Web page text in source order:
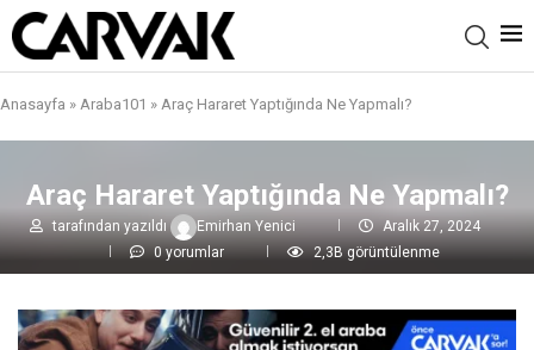
Anasayfa » Araba101 » Araç Hararet Yaptığında Ne Yapmalı?
Araç Hararet Yaptığında Ne Yapmalı?
tarafından yazıldı Emirhan Yenici
Aralık 27, 2024
0 yorumlar
2,3B görüntülenme